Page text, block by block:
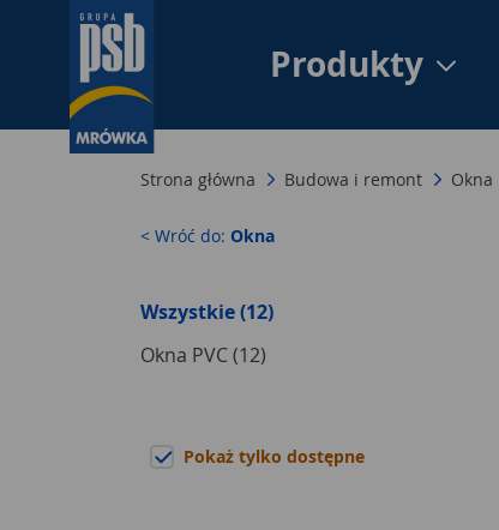
Produkty
Strona główna Budowa i remont Okna
< Wróć do: Okna
Wszystkie (12)
Okna PVC (12)
Pokaż tylko dostępne